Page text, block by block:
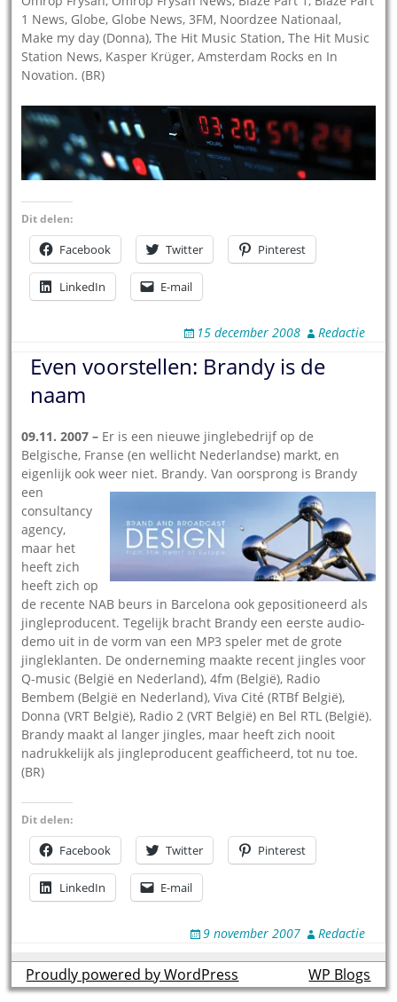
1 News, Globe, Globe News, 3FM, Noordzee Nationaal,
Make my day (Donna), The Hit Music Station, The Hit Music
Station News, Kasper Krüger, Amsterdam Rocks en In
Novation. (BR)
Dit delen:
Facebook Twitter Pinterest
LinkedIn E-mail
15 december 2008 Redactie
Even voorstellen: Brandy is de
naam
09.11. 2007 – Er is een nieuwe jinglebedrijf op de
Belgische, Franse (en wellicht Nederlandse) markt, en
eigenlijk ook weer niet. Brandy.Van oorsprong is Brandy
een
consultancy
agency,
maar het
heeft zich
heeft zich op
de recente NAB beurs in Barcelona ook gepositioneerd als
jingleproducent. Tegelijk bracht Brandy een eerste audio-
demo uit in de vorm van een MP3 speler met de grote
jingleklanten. De onderneming maakte recent jingles voor
Q-music (België en Nederland), 4fm (België), Radio
Bembem (België en Nederland), Viva Cité (RTBf België),
Donna (VRT België), Radio 2 (VRT België) en Bel RTL (België).
Brandy maakt al langer jingles, maar heeft zich nooit
nadrukkelijk als jingleproducent geafficheerd, tot nu toe.
(BR)
Dit delen:
Facebook Twitter Pinterest
LinkedIn E-mail
9 november 2007 Redactie
Proudly powered by WordPress theme byWP Blogs